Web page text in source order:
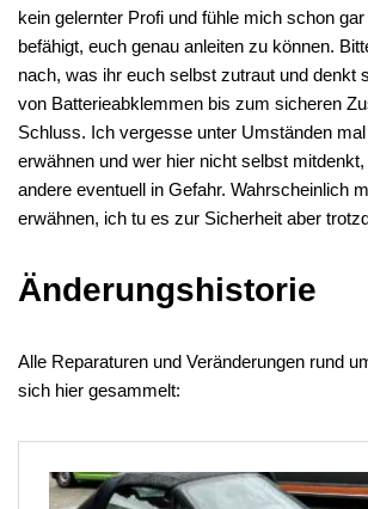
kein gelernter Profi und fühle mich schon
befähigt, euch genau anleiten zu können.
nach, was ihr euch selbst zutraut und denkt
von Batterieabklemmen bis zum sicheren
Schluss. Ich vergesse unter Umständen
erwähnen und wer hier nicht selbst
andere eventuell in Gefahr. Wahrscheinlich
erwähnen, ich tu es zur Sicherheit aber
Änderungshistorie
Alle Reparaturen und Veränderungen rund
sich hier gesammelt: